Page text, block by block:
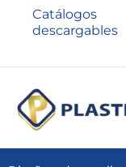
Catálogos
descargables